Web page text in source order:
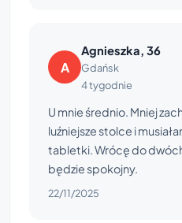
A
Agnieszka, 36
Gdańsk
4 tygodnie
U mnie średnio. Mniej
luźniejsze stolce i
tabletki. Wrócę do
będzie spokojny.
22/11/2025